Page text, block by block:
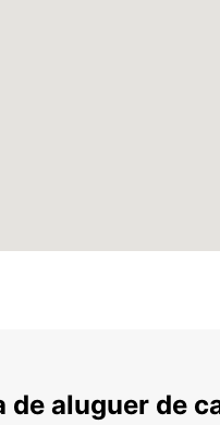
de aluguer de